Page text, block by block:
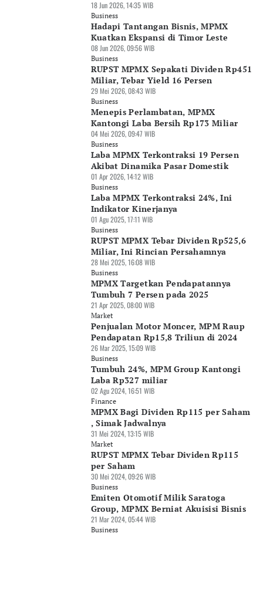
18 Jun 2026, 14:35 WIB
Business
Hadapi Tantangan Bisnis, MPMX
Kuatkan Ekspansi di Timor Leste
08 Jun 2026, 09:56 WIB
Business
RUPST MPMX Sepakati Dividen Rp451
Miliar, Tebar Yield 16 Persen
29 Mei 2026, 08:43 WIB
Business
Menepis Perlambatan, MPMX
Kantongi Laba Bersih Rp173 Miliar
04 Mei 2026, 09:47 WIB
Business
Laba MPMX Terkontraksi 19 Persen
Akibat Dinamika Pasar Domestik
01 Apr 2026, 14:12 WIB
Business
Laba MPMX Terkontraksi 24%, Ini
Indikator Kinerjanya
01 Agu 2025, 17:11 WIB
Business
RUPST MPMX Tebar Dividen Rp525,6
Miliar, Ini Rincian Persahamnya
28 Mei 2025, 16:08 WIB
Business
MPMX Targetkan Pendapatannya
Tumbuh 7 Persen pada 2025
21 Apr 2025, 08:00 WIB
Market
Penjualan Motor Moncer, MPM Raup
Pendapatan Rp15,8 Triliun di 2024
26 Mar 2025, 15:09 WIB
Business
Tumbuh 24%, MPM Group Kantongi
Laba Rp327 miliar
02 Agu 2024, 16:51 WIB
Finance
MPMX Bagi Dividen Rp115 per Saham
, Simak Jadwalnya
31 Mei 2024, 13:15 WIB
Market
RUPST MPMX Tebar Dividen Rp115
per Saham
30 Mei 2024, 09:26 WIB
Business
Emiten Otomotif Milik Saratoga
Group, MPMX Berniat Akuisisi Bisnis
21 Mar 2024, 05:44 WIB
Business